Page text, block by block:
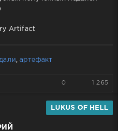
Artifact
,артефакт
0 1 265
LUKUS OF HELL